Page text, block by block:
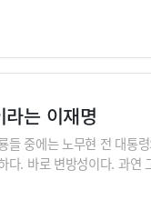
는 이재명
중에는 노무현 전 대통
. 바로 변방성이다. 과연